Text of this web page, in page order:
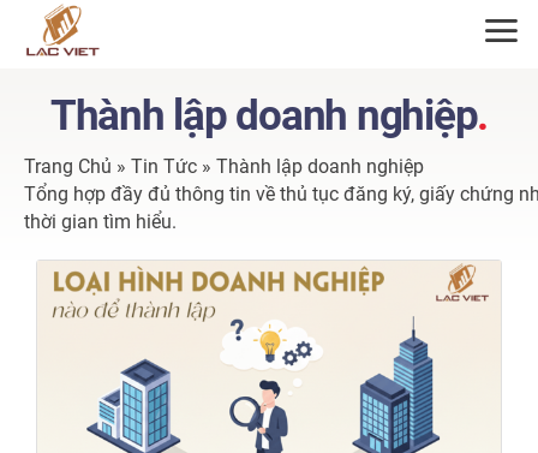
Thành lập doanh nghiệp.
Trang Chủ » Tin Tức » Thành lập doanh nghiệp
Tổng hợp đầy đủ thông tin về thủ tục đăng ký, giấy chứng
thời gian tìm hiểu.